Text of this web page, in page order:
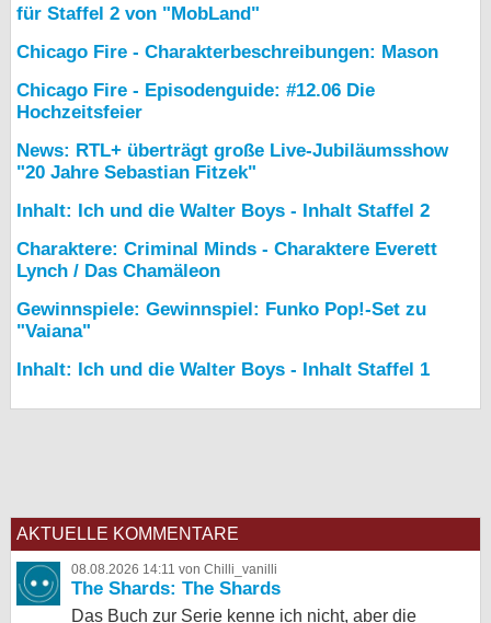
für Staffel 2 von "MobLand"
Chicago Fire - Charakterbeschreibungen: Mason
Chicago Fire - Episodenguide: #12.06 Die
Hochzeitsfeier
News: RTL+ überträgt große Live-Jubiläumsshow
"20 Jahre Sebastian Fitzek"
Inhalt: Ich und die Walter Boys - Inhalt Staffel 2
Charaktere: Criminal Minds - Charaktere Everett
Lynch / Das Chamäleon
Gewinnspiele: Gewinnspiel: Funko Pop!-Set zu
"Vaiana"
Inhalt: Ich und die Walter Boys - Inhalt Staffel 1
AKTUELLE KOMMENTARE
08.08.2026 14:11 von Chilli_vanilli
The Shards: The Shards
Das Buch zur Serie kenne ich nicht, aber die